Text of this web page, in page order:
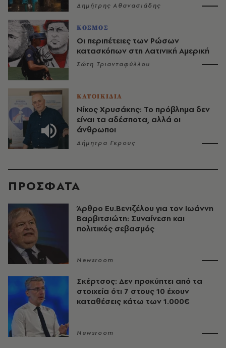
Δημήτρης Αθανασιάδης
ΚΟΣΜΟΣ
Οι περιπέτειες των Ρώσων
κατασκόπων στη Λατινική Αμερική
Σώτη Τριανταφύλλου
ΚΑΤΟΙΚΙΔΙΑ
Νίκος Χρυσάκης: Το πρόβλημα δεν
είναι τα αδέσποτα, αλλά οι
άνθρωποι
Δήμητρα Γκρους
ΠΡΟΣΦΑΤΑ
Άρθρο Ευ.Βενιζέλου για τον Iωάννη
Βαρβιτσιώτη: Συναίνεση και
πολιτικός σεβασμός
Newsroom
Σκέρτσος: Δεν προκύπτει από τα
στοιχεία ότι 7 στους 10 έχουν
καταθέσεις κάτω των 1.000€
Newsroom